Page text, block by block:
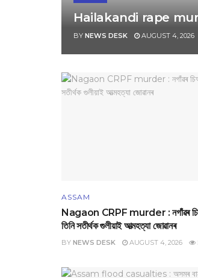
Hailakandi rape murder :
BY NEWS DESK AUGUST 4, 2026
ASSAM
Nagaon CRPF murder : নগাঁৱৰ
তিনি সতীৰ্থক গুলীয়াই আত্মহত্যা জোৱানৰ
BY NEWS DESK AUGUST 4, 2026